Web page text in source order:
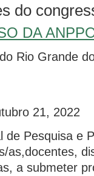
do
DA
Rio Grande
21, 2022
de Pesquisa e
as,docentes,
a submeter